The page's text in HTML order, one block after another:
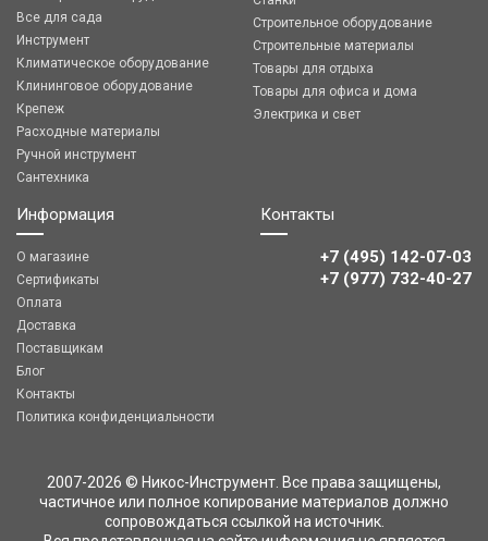
Все для сада
Инструмент
Климатическое оборудование
Клининговое оборудование
Крепеж
Расходные материалы
Ручной инструмент
Сантехника
Строительное оборудование
Строительные материалы
Товары для отдыха
Товары для офиса и дома
Электрика и свет
Информация
О магазине
Сертификаты
Оплата
Доставка
Поставщикам
Блог
Контакты
Политика конфиденциальности
Контакты
+7 (495) 142-07-03
‎‎+7 (977) 732-40-27
2007-2026 © Никос-Инструмент. Все права защищены,
частичное или полное копирование материалов должно
сопровождаться ссылкой на источник.